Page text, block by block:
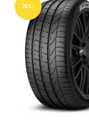
-26%